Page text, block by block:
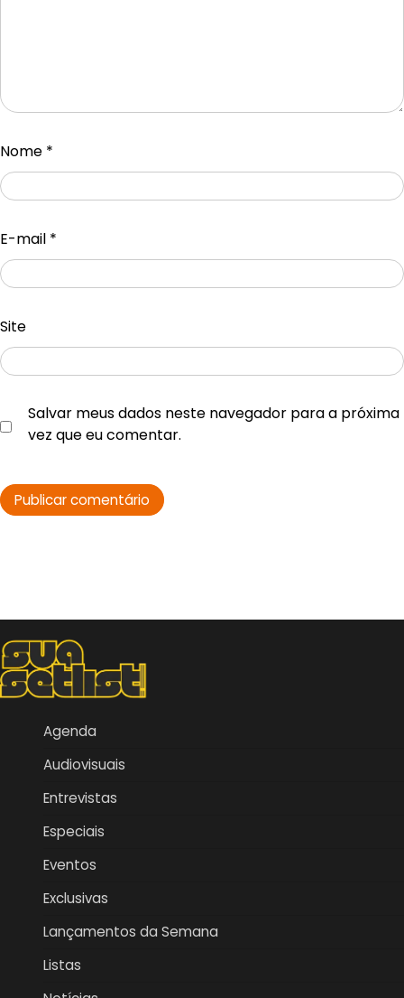
Nome *
E-mail *
Site
Salvar meus dados neste navegador para a próxima
vez que eu comentar.
Agenda
Audiovisuais
Entrevistas
Especiais
Eventos
Exclusivas
Lançamentos da Semana
Listas